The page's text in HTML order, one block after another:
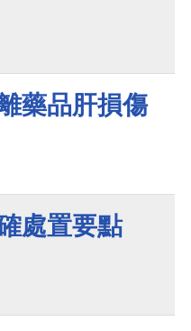
藥品肝損傷
處置要點